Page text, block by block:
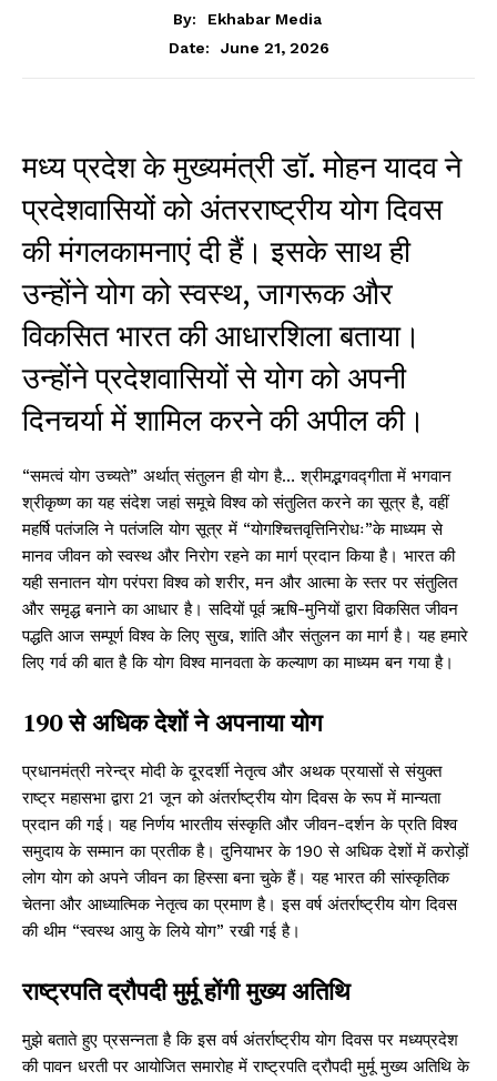
By:
Ekhabar Media
Date:
June 21, 2026
मध्य प्रदेश के मुख्यमंत्री डॉ. मोहन यादव ने
प्रदेशवासियों को अंतरराष्ट्रीय योग दिवस
की मंगलकामनाएं दी हैं। इसके साथ ही
उन्होंने योग को स्वस्थ, जागरूक और
विकसित भारत की आधारशिला बताया।
उन्होंने प्रदेशवासियों से योग को अपनी
दिनचर्या में शामिल करने की अपील की।
“समत्वं योग उच्यते” अर्थात् संतुलन ही योग है… श्रीमद्भगवद्गीता में भगवान
श्रीकृष्ण का यह संदेश जहां समूचे विश्व को संतुलित करने का सूत्र है, वहीं
महर्षि पतंजलि ने पतंजलि योग सूत्र में “योगश्चित्तवृत्तिनिरोधः”के माध्यम से
मानव जीवन को स्वस्थ और निरोग रहने का मार्ग प्रदान किया है। भारत की
यही सनातन योग परंपरा विश्व को शरीर, मन और आत्मा के स्तर पर संतुलित
और समृद्ध बनाने का आधार है। सदियों पूर्व ऋषि-मुनियों द्वारा विकसित जीवन
पद्धति आज सम्पूर्ण विश्व के लिए सुख, शांति और संतुलन का मार्ग है। यह हमारे
लिए गर्व की बात है कि योग विश्व मानवता के कल्याण का माध्यम बन गया है।
190 से अधिक देशों ने अपनाया योग
प्रधानमंत्री नरेन्द्र मोदी के दूरदर्शी नेतृत्व और अथक प्रयासों से संयुक्त
राष्ट्र महासभा द्वारा 21 जून को अंतर्राष्ट्रीय योग दिवस के रूप में मान्यता
प्रदान की गई। यह निर्णय भारतीय संस्कृति और जीवन-दर्शन के प्रति विश्व
समुदाय के सम्मान का प्रतीक है। दुनियाभर के 190 से अधिक देशों में करोड़ों
लोग योग को अपने जीवन का हिस्सा बना चुके हैं। यह भारत की सांस्कृतिक
चेतना और आध्यात्मिक नेतृत्व का प्रमाण है। इस वर्ष अंतर्राष्ट्रीय योग दिवस
की थीम “स्वस्थ आयु के लिये योग” रखी गई है।
राष्ट्रपति द्रौपदी मुर्मू होंगी मुख्य अतिथि
मुझे बताते हुए प्रसन्नता है कि इस वर्ष अंतर्राष्ट्रीय योग दिवस पर मध्यप्रदेश
की पावन धरती पर आयोजित समारोह में राष्ट्रपति द्रौपदी मुर्मू मुख्य अतिथि के